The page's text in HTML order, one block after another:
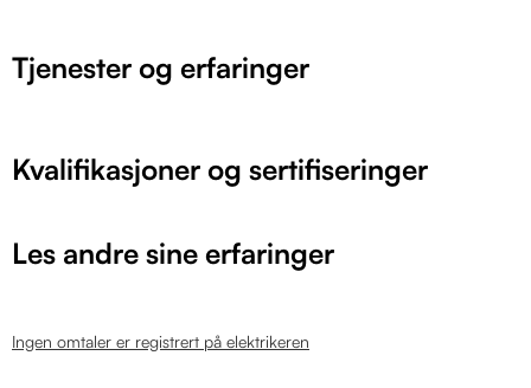
Tjenester og erfaringer
Kvalifikasjoner og sertifiseringer
Les andre sine erfaringer
Ingen omtaler er registrert på elektrikeren